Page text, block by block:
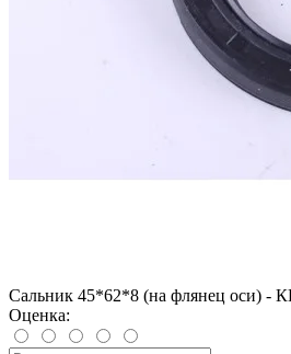
Сальник 45*62*8 (на флянец оси) -
Оценка: